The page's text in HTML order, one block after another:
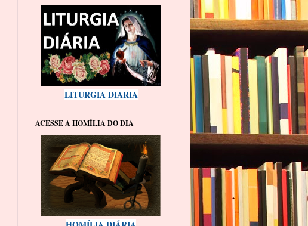
LITURGIA DIARIA
ACESSE A HOMÍLIA DO DIA